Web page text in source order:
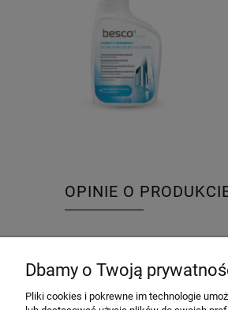
OPINIE O
INFORMACJE
Dbamy o Twoją
Pliki cookies i pokrewne im technologie